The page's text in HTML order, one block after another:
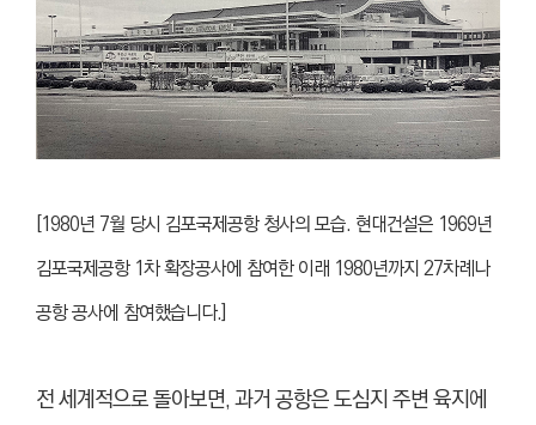
[1980년 7월 당시 김포국제공항 청사의 모습. 현대건설은 1969년
김포국제공항 1차 확장공사에 참여한 이래 1980년까지 27차례나
공항 공사에 참여했습니다.]
전 세계적으로 돌아보면, 과거 공항은 도심지 주변 육지에